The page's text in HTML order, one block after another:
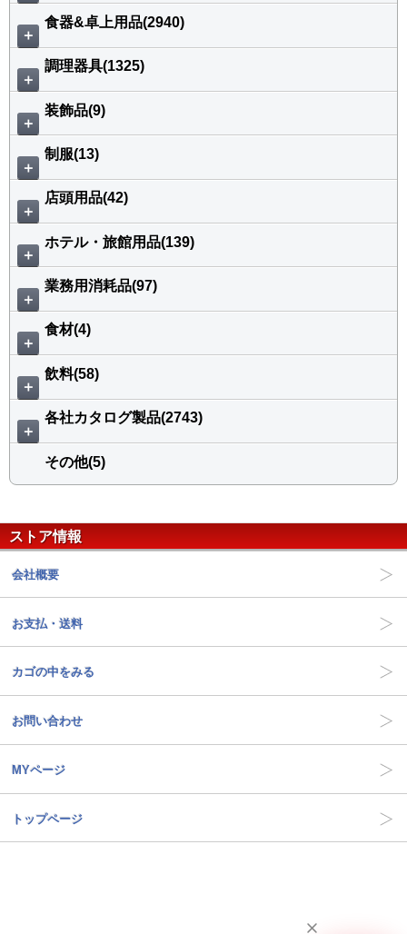
＋
食器&卓上用品(2940)
＋
調理器具(1325)
＋
装飾品(9)
＋
制服(13)
＋
店頭用品(42)
＋
ホテル・旅館用品(139)
＋
業務用消耗品(97)
＋
食材(4)
＋
飲料(58)
＋
各社カタログ製品(2743)
その他(5)
ストア情報
会社概要
お支払・送料
カゴの中をみる
お問い合わせ
MYページ
トップページ